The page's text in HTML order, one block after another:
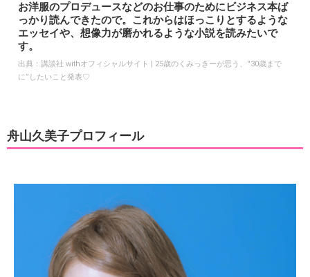
お洋服のプロデュースなどのお仕事のためにビジネス本ば
っかり読んできたので。これからはほっこりとするような
エッセイや、想像力が磨かれるような小説を読みたいで
す。
出典： 講談社 withオフィシャルサイト | 25歳のくみっきーが思う、‟30歳まで
に”したいこと発表♡
舟山久美子プロフィール